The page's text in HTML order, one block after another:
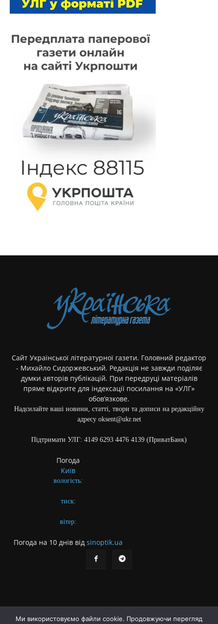
Сайт Української літературної газети. Головний редактор
- Михайло Сидоржевський. Редакція не завжди поділяє
думки авторів публікацій. При передруці матеріалів
пряме відкрите для індексації посилання на «УЛГ»
обов’язкове.
Надсилайте ваші новини, статті, твори та дописи на редакційну
адресу oksent@ukr.net
Підтримати УЛГ: 4149 6293 4476 4139 (ПриватБанк)
Погода
Київ
вологість:
тиск:
вітер:
Погода на 10 днів від sinoptik.ua
Ми використовуємо файли cookie. Продовжуючи перегляд